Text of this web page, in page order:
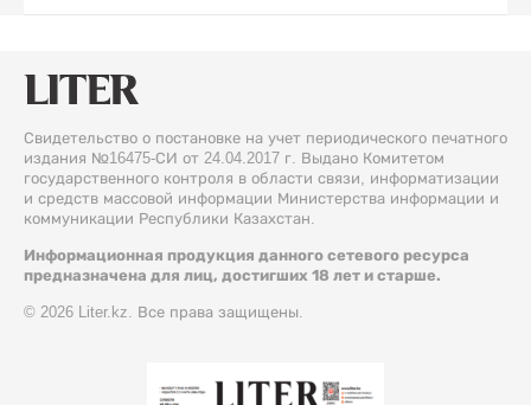
Свидетельство о постановке на учет периодического печатного
издания №16475-СИ от 24.04.2017 г. Выдано Комитетом
государственного контроля в области связи, информатизации
и средств массовой информации Министерства информации и
коммуникации Республики Казахстан.
Информационная продукция данного сетевого ресурса
предназначена для лиц, достигших 18 лет и старше.
© 2026 Liter.kz. Все права защищены.